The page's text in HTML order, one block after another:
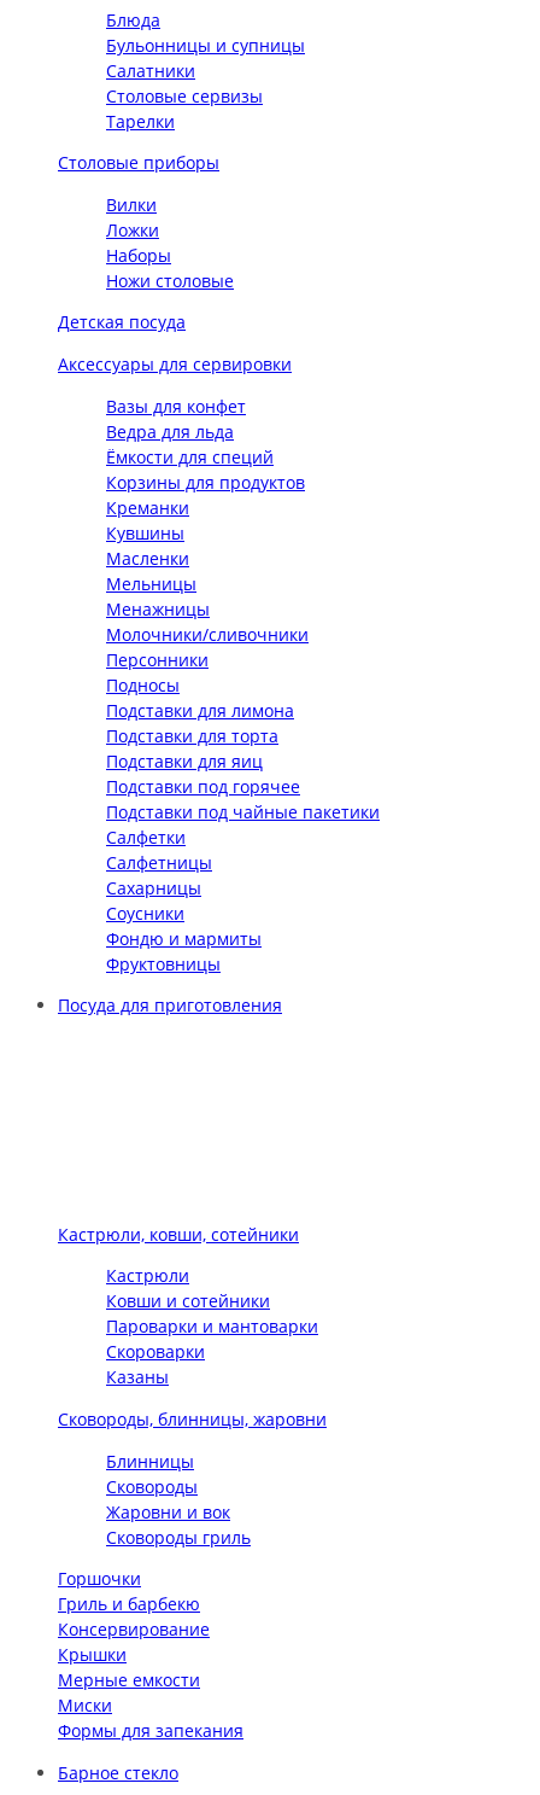
Блюда
Бульонницы и супницы
Салатники
Столовые сервизы
Тарелки
Столовые приборы
Вилки
Ложки
Наборы
Ножи столовые
Детская посуда
Аксессуары для сервировки
Вазы для конфет
Ведра для льда
Ёмкости для специй
Корзины для продуктов
Креманки
Кувшины
Масленки
Мельницы
Менажницы
Молочники/сливочники
Персонники
Подносы
Подставки для лимона
Подставки для торта
Подставки для яиц
Подставки под горячее
Подставки под чайные пакетики
Салфетки
Салфетницы
Сахарницы
Соусники
Фондю и мармиты
Фруктовницы
Посуда для приготовления
Кастрюли, ковши, сотейники
Кастрюли
Ковши и сотейники
Пароварки и мантоварки
Скороварки
Казаны
Сковороды, блинницы, жаровни
Блинницы
Сковороды
Жаровни и вок
Сковороды гриль
Горшочки
Гриль и барбекю
Консервирование
Крышки
Мерные емкости
Миски
Формы для запекания
Барное стекло